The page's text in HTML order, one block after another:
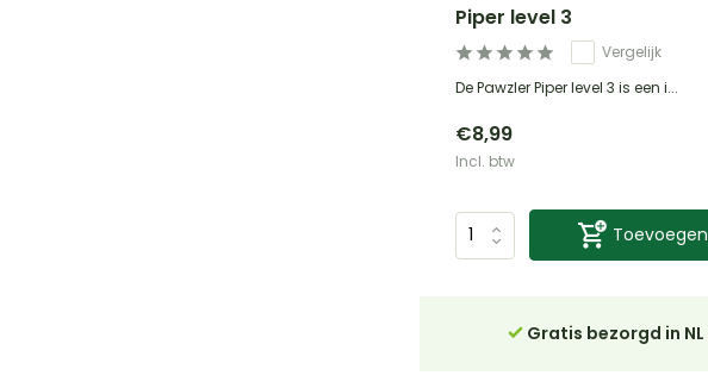
Piper level 3
Vergelijk
De Pawzler Piper level 3 is een i...
€8,99
Incl. btw
Toevoegen
Gratis bezorgd in NL